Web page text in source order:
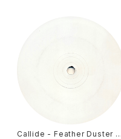
Callide - Feather Duster /